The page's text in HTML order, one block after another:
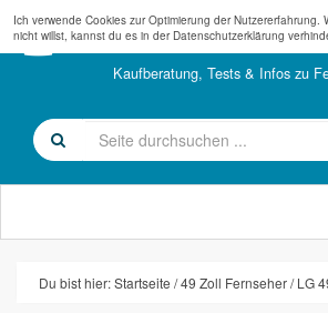
fernseher-
Kaufberatung, Tests & Infos zu
Du bist hier:Startseite 49 Zoll Fernseher LG
Ich verwende Cookies zur Optimierung der Nutzererfahrung.
nicht willst, kannst du es in der Datenschutzerklärung